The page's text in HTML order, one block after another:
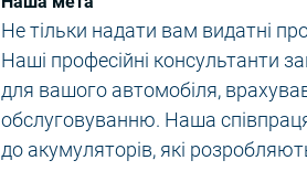
Не тільки надати вам видатні
Наші професійні консультанти
для вашого автомобіля,
обслуговуванню. Наша
до акумуляторів, які